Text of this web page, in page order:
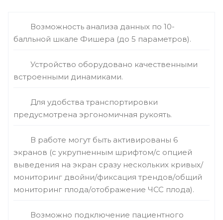
Возможность анализа данных по 10-
балльной шкале Фишера (до 5 параметров).
Устройство оборудовано качественными
встроенными динамиками.
Для удобства транспортировки
предусмотрена эргономичная рукоять.
В работе могут быть активированы 6
экранов (с укрупненным шрифтом/с опцией
выведения на экран сразу нескольких кривых/
мониторинг двойни/фиксация трендов/общий
мониторинг плода/отображение ЧСС плода).
Возможно подключение пациентного